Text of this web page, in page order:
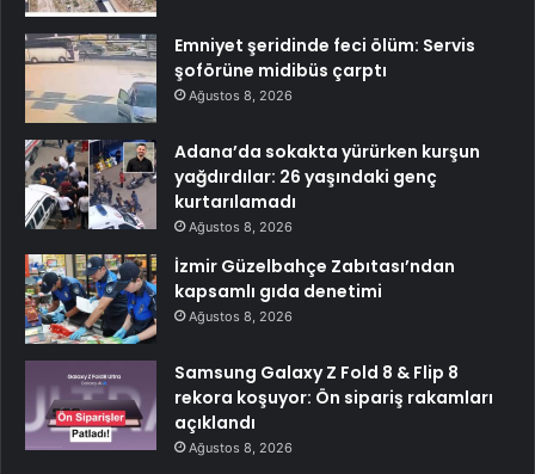
Emniyet şeridinde feci ölüm: Servis
şoförüne midibüs çarptı
Ağustos 8, 2026
Adana’da sokakta yürürken kurşun
yağdırdılar: 26 yaşındaki genç
kurtarılamadı
Ağustos 8, 2026
İzmir Güzelbahçe Zabıtası’ndan
kapsamlı gıda denetimi
Ağustos 8, 2026
Samsung Galaxy Z Fold 8 & Flip 8
rekora koşuyor: Ön sipariş rakamları
açıklandı
Ağustos 8, 2026